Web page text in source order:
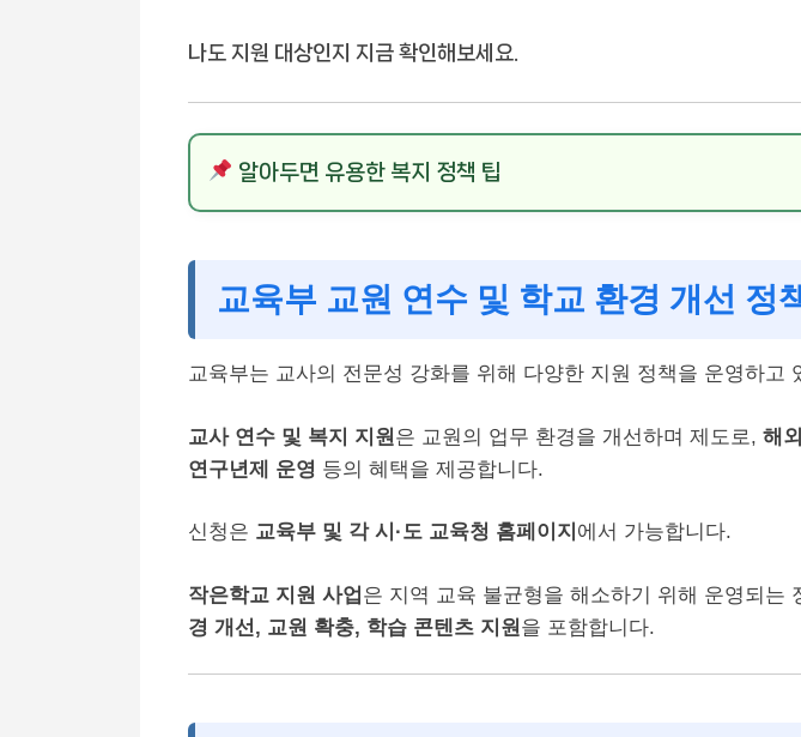
나도 지원 대상인지 지금 확인해보세요.
알아두면 유용한 복지 정책 팁
교육부 교원 연수 및 학교 환경 개선 정
교육부는 교사의 전문성 강화를 위해 다양한 지원 정책을 운영하고
교사 연수 및 복지 지원은 교원의 업무 환경을 개선하며 제도로, 해
연구년제 운영 등의 혜택을 제공합니다.
신청은 교육부 및 각 시·도 교육청 홈페이지 에서 가능합니다.
작은학교 지원 사업 은 지역 교육 불균형을 해소하기 위해 운영되는
경 개선, 교원 확충, 학습 콘텐츠 지원을 포함합니다.